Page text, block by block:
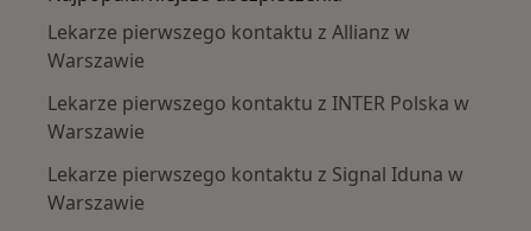
Lekarze pierwszego kontaktu z Allianz w
Warszawie
Lekarze pierwszego kontaktu z INTER Polska w
Warszawie
Lekarze pierwszego kontaktu z Signal Iduna w
Warszawie